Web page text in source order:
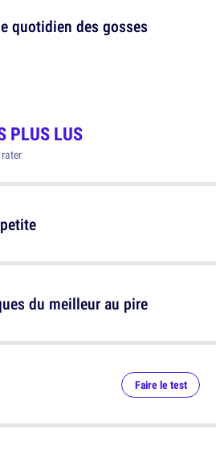
quotidien des gosses
PLUS LUS
du meilleur au pire
Faire le test